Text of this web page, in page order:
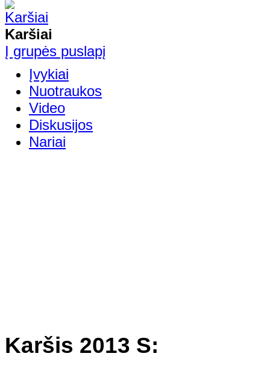
Karšiai
Į grupės puslapį
Įvykiai
Nuotraukos
Video
Diskusijos
Nariai
Karšis 2013 S: